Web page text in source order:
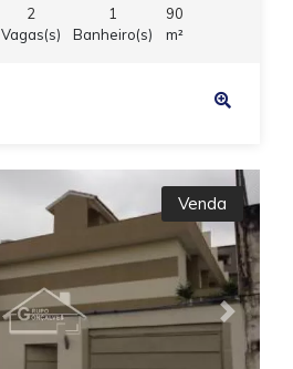
2
Vagas(s)
1
Banheiro(s)
90
m²
Next
Venda